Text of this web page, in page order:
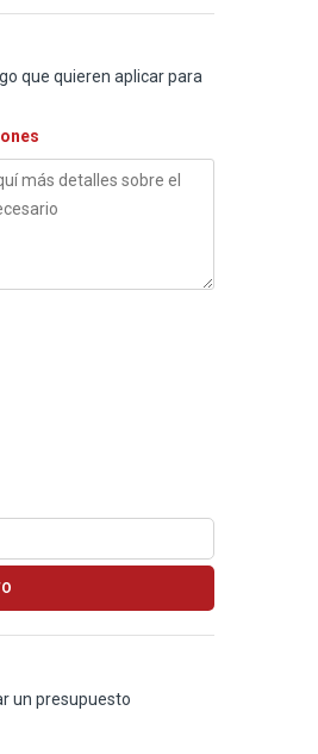
que quieren aplicar para
un presupuesto